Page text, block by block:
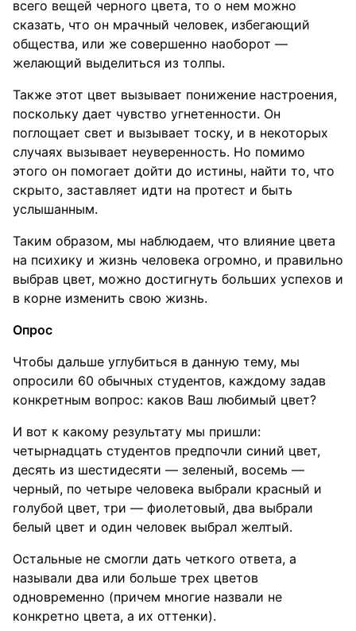
всего вещей черного цвета, то о нем можно
сказать, что он мрачный человек, избегающий
общества, или же совершенно наоборот —
желающий выделиться из толпы.
Также этот цвет вызывает понижение настроения,
поскольку дает чувство угнетенности. Он
поглощает свет и вызывает тоску, и в некоторых
случаях вызывает неуверенность. Но помимо
этого он помогает дойти до истины, найти то, что
скрыто, заставляет идти на протест и быть
услышанным.
Таким образом, мы наблюдаем, что влияние цвета
на психику и жизнь человека огромно, и правильно
выбрав цвет, можно достигнуть больших успехов и
в корне изменить свою жизнь.
Опрос
Чтобы дальше углубиться в данную тему, мы
опросили 60 обычных студентов, каждому задав
конкретным вопрос: каков Ваш любимый цвет?
И вот к какому результату мы пришли:
четырнадцать студентов предпочли синий цвет,
десять из шестидесяти — зеленый, восемь —
черный, по четыре человека выбрали красный и
голубой цвет, три — фиолетовый, два выбрали
белый цвет и один человек выбрал желтый.
Остальные не смогли дать четкого ответа, а
называли два или больше трех цветов
одновременно (причем многие назвали не
конкретно цвета, а их оттенки).